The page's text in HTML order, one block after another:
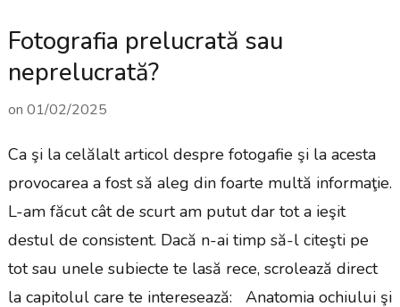
Fotografia prelucrată sau
neprelucrată?
on 01/02/2025
Ca şi la celălalt articol despre fotogafie şi la acesta
provocarea a fost să aleg din foarte multă informaţie.
L-am făcut cât de scurt am putut dar tot a ieşit
destul de consistent. Dacă n-ai timp să-l citeşti pe
tot sau unele subiecte te lasă rece, scrolează direct
la capitolul care te interesează: Anatomia ochiului şi